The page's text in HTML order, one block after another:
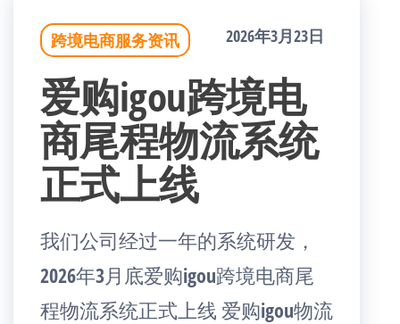
跨境电商服务资讯 2026年3月23日
爱购igou跨境电
商尾程物流系统
正式上线
我们公司经过一年的系统研发，
2026年3月底爱购igou跨境电商尾
程物流系统正式上线 爱购igou物流